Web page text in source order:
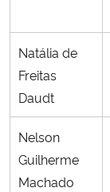
Natália de
Freitas
Daudt
Nelson
Guilherme
Machado